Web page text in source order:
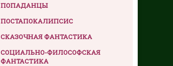
ПОПАДАНЦЫ
ПОСТАПОКАЛИПСИС
СКАЗОЧНАЯ ФАНТАСТИКА
СОЦИАЛЬНО-ФИЛОСОФСКАЯ
ФАНТАСТИКА